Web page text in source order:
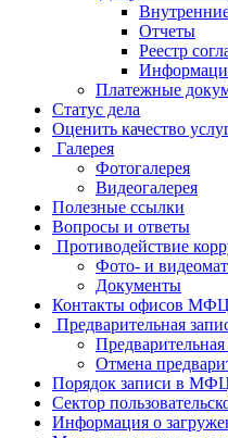
Отчеты
Реестр
Платежные
Статус дела
Оценить качество
Галерея
Фотогалерея
Видеогалерея
Полезные ссылки
Вопросы и ответы
Противодействие
Фото- и
Документы
Контакты офисов МФЦ
Предварительная
Предварительная
Отмена
Порядок записи в
Сектор
Информация о